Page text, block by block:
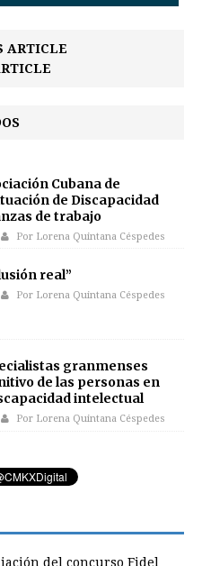
ARTICLE
Cubana de
de Discapacidad
de trabajo
Por Lorena Quintana Céspedes
real”
Por Lorena Quintana Céspedes
granmenses
de las personas en
intelectual
Por Lorena Quintana Céspedes
del concurso Fidel